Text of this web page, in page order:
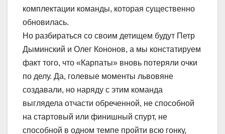
комплектации команды, которая существенно
обновилась.
Но разбираться со своим детищем будут Петр
Дыминский и Олег Кононов, а мы констатируем
факт того, что «Карпаты» вновь потеряли очки
по делу. Да, голевые моменты львовяне
создавали, но наряду с этим команда
выглядела отчасти обреченной, не способной
на стартовый или финишный спурт, не
способной в одном темпе пройти всю гонку,